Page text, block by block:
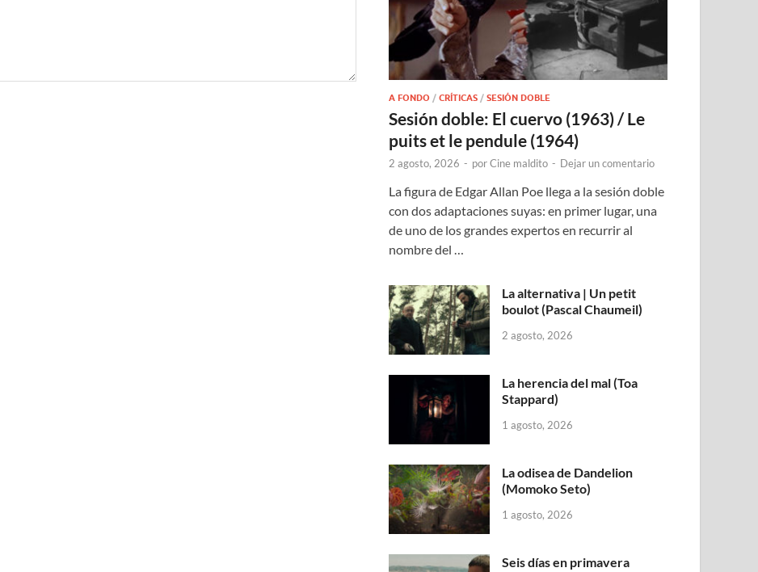
A FONDO /CRÍTICAS /SESIÓN DOBLE
Sesión doble: El cuervo (1963) / Le
puits et le pendule (1964)
2 agosto, 2026 - porCine maldito - Dejar un comentario
La figura de Edgar Allan Poe llega a la sesión doble
con dos adaptaciones suyas: en primer lugar, una
de uno de los grandes expertos en recurrir al
nombre del …
La alternativa | Un petit
boulot (Pascal Chaumeil)
2 agosto, 2026
La herencia del mal (Toa
Stappard)
1 agosto, 2026
La odisea de Dandelion
(Momoko Seto)
1 agosto, 2026
Seis días en primavera